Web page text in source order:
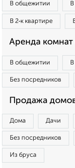
В общежитии
В 2‑к квартире
Аренда комнат
В общежитии
Без посредников
Продажа
Дома Дачи
Без посредников
Из бруса